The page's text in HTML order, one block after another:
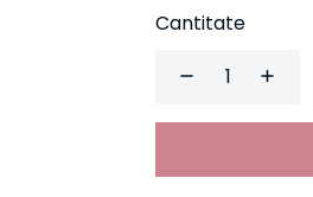
Cantitate